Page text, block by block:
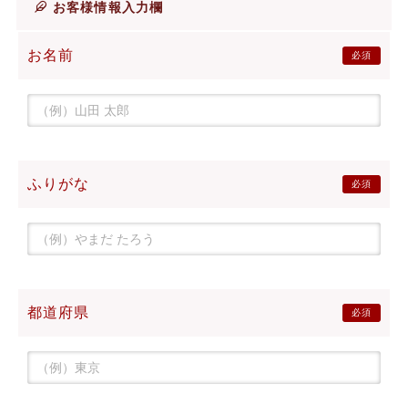
お客様情報入力欄
お名前 必須
ふりがな 必須
都道府県 必須